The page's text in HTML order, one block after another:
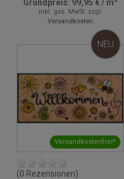
Grundpreis: 99,95 €/ m
inkl. ges. MwSt. zzgl.
Versandkosten
Versandkostenfrei*
NEU
(0 Rezensionen)